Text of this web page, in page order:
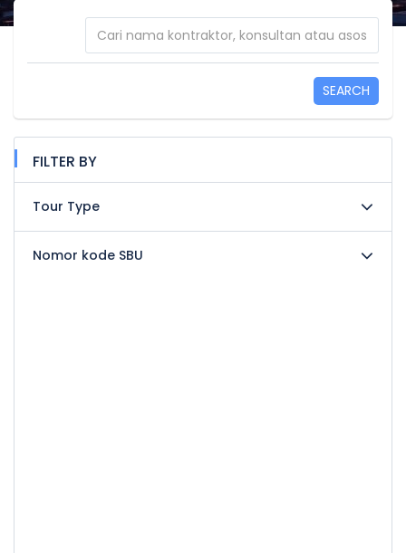
SEARCH
FILTER BY
Tour Type
Nomor kode SBU